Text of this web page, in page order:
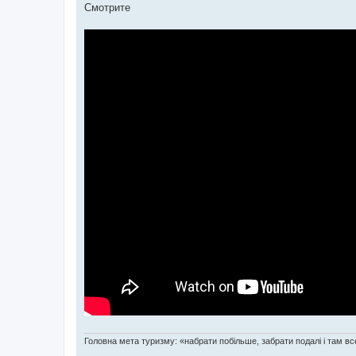
Смотрите
Головна мета туризму: «набрати побільше, забрати подалі і там